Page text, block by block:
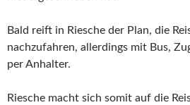
Bald reift in Riesche der Plan, die
nachzufahren, allerdings mit Bus,
per Anhalter.
Riesche macht sich somit auf die